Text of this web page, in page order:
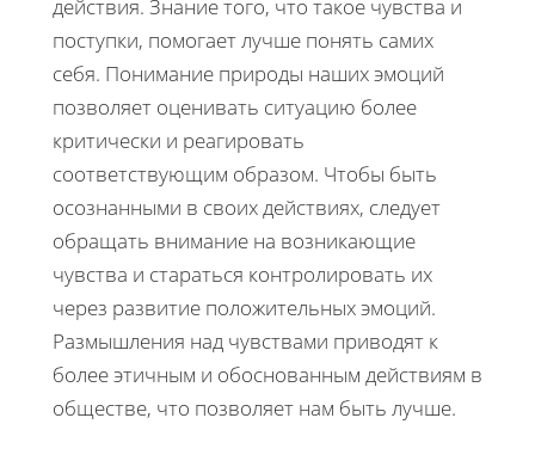
действия. Знание того, что такое чувства и
поступки, помогает лучше понять самих
себя. Понимание природы наших эмоций
позволяет оценивать ситуацию более
критически и реагировать
соответствующим образом. Чтобы быть
осознанными в своих действиях, следует
обращать внимание на возникающие
чувства и стараться контролировать их
через развитие положительных эмоций.
Размышления над чувствами приводят к
более этичным и обоснованным действиям в
обществе, что позволяет нам быть лучше.